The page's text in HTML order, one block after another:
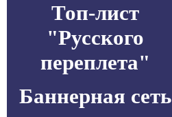
Топ-лист
"Русского
переплета"
Баннерная сеть